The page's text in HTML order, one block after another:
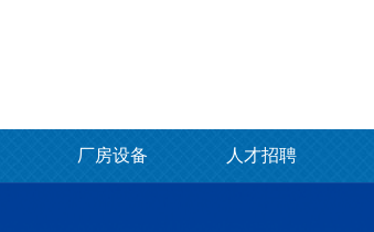
厂房设备 人才招聘